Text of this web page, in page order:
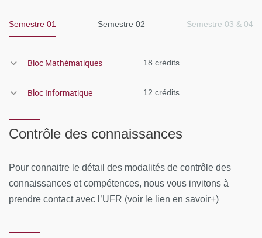
Semestre 01 Semestre 02 Semestre 03 & 04
Bloc Mathématiques 18 crédits
Bloc Informatique 12 crédits
Contrôle des connaissances
Pour connaitre le détail des modalités de contrôle des
connaissances et compétences, nous vous invitons à
prendre contact avec l’UFR (voir le lien en savoir+)